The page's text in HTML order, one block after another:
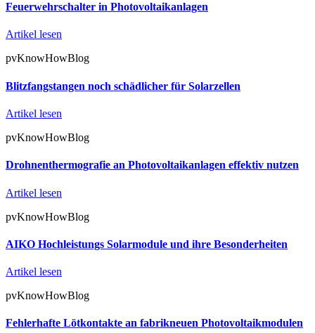
Feuerwehrschalter in Photovoltaikanlagen
Artikel lesen
pvKnowHowBlog
Blitzfangstangen noch schädlicher für Solarzellen
Artikel lesen
pvKnowHowBlog
Drohnenthermografie an Photovoltaikanlagen effektiv nutzen
Artikel lesen
pvKnowHowBlog
AIKO Hochleistungs Solarmodule und ihre Besonderheiten
Artikel lesen
pvKnowHowBlog
Fehlerhafte Lötkontakte an fabrikneuen Photovoltaikmodulen